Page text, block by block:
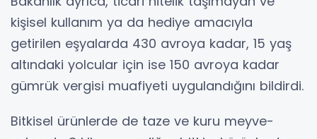
kişisel kullanım ya da hediye amacıyla
getirilen eşyalarda 430 avroya kadar, 15 yaş
altındaki yolcular için ise 150 avroya kadar
gümrük vergisi muafiyeti uygulandığını bildirdi.
Bitkisel ürünlerde de taze ve kuru meyve-